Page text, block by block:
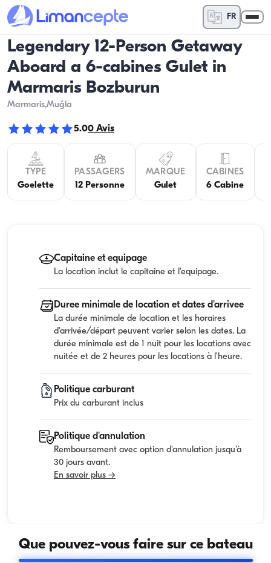
FR
Legendary 12-Person Getaway
Aboard a 6-cabines Gulet in
Marmaris Bozburun
Marmaris,Muğla
5.00 Avis
TYPE
Goelette
PASSAGERS
12 Personne
MARQUE
Gulet
CABINES
6 Cabine
Capitaine et equipage
La location inclut le capitaine et l'equipage.
Duree minimale de location et dates d'arrivee
La durée minimale de location et les horaires
d'arrivée/départ peuvent varier selon les dates. La
durée minimale est de 1 nuit pour les locations avec
nuitée et de 2 heures pour les locations à l'heure.
Politique carburant
Prix du carburant inclus
Politique d'annulation
Remboursement avec option d'annulation jusqu'à
30 jours avant.
En savoir plus →
Que pouvez-vous faire sur ce bateau